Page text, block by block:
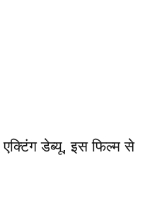
डेब्यू, इस फिल्म से